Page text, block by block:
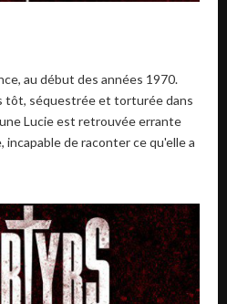
au début des années 1970.
tôt, séquestrée et torturée dans
Lucie est retrouvée errante
incapable de raconter ce qu'elle a